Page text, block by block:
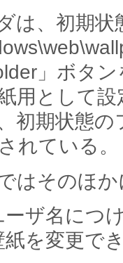
は、初期
」ボタ
用として
初期状態
れている。
はそのほ
ザ名につ
を変更で